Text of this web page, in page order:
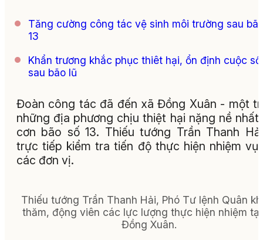
Tăng cường công tác vệ sinh môi trường sau
13
Khẩn trương khắc phục thiêt hại, ổn định cuộc
sau bão lũ
Đoàn công tác đã đến xã Đồng Xuân - một
những địa phương chịu thiệt hại nặng nề nhất
cơn bão số 13. Thiếu tướng Trần Thanh
trực tiếp kiểm tra tiến độ thực hiện nhiệm vụ
các đơn vị.
Thiếu tướng Trần Thanh Hải, Phó Tư lệnh Quân
thăm, động viên các lực lượng thực hiện nhiệm
Đồng Xuân.